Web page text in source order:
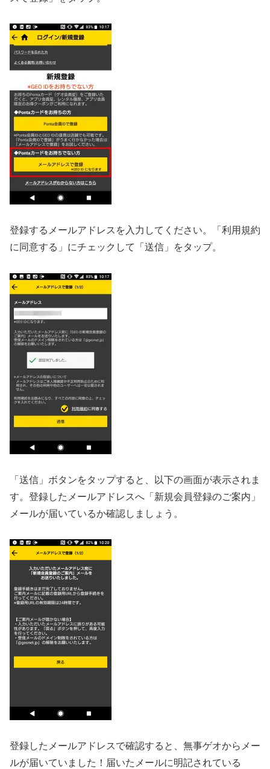
登録するメールアドレスを入力してください。「利用規約
に同意する」にチェックして「送信」をタップ。
「送信」ボタンをタップすると、以下の画面が表示されま
す。登録したメールアドレスへ「新規会員登録のご案内」
メールが届いているか確認しましょう。
登録したメールアドレスで確認すると、無事ゲオからメー
ルが届いていました！届いたメールに明記されている